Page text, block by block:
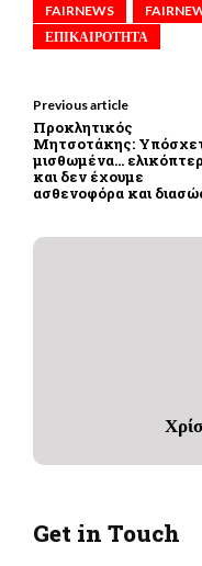
FAIRNEWS
ΕΠΙΚΑΙΡΟΤΗΤΑ
Previous article
Προκλητικός
Μητσοτάκης:
μισθωμένα…
και δεν έχουμε
ασθενοφόρα και
Get in Touch